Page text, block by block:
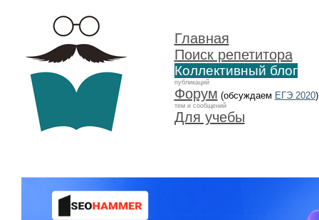
Главная
Поиск репетитора
Коллективный блог
публикаций
Форум (обсуждаем ЕГЭ 2020)
тем и сообщений
Для учебы